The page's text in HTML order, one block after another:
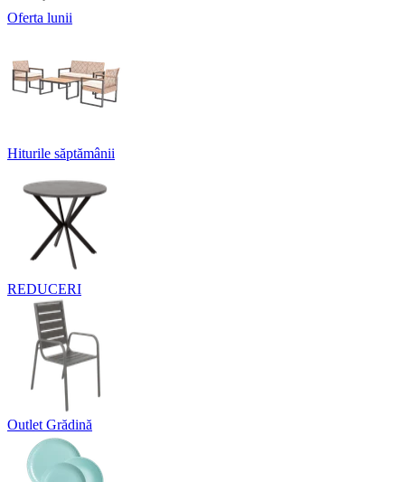
Oferta lunii
Hiturile săptămânii
REDUCERI
Outlet Grădină